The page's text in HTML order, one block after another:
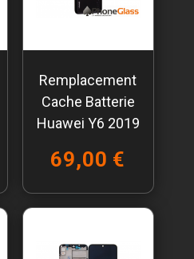
Remplacement
Cache Batterie
Huawei Y6 2019
69,00 €